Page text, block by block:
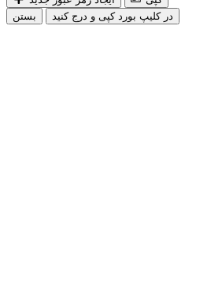
بستن
در کلیپ بورد کپی و درج کنید